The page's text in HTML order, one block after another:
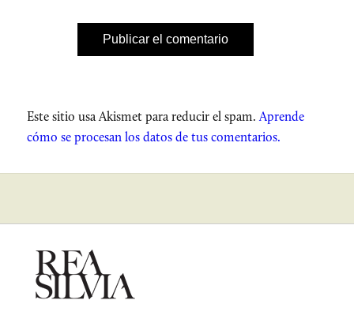
Este sitio usa Akismet para reducir el spam. Aprende
cómo se procesan los datos de tus comentarios.